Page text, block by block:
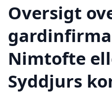
Oversigt
Nimtofte
Syddjurs